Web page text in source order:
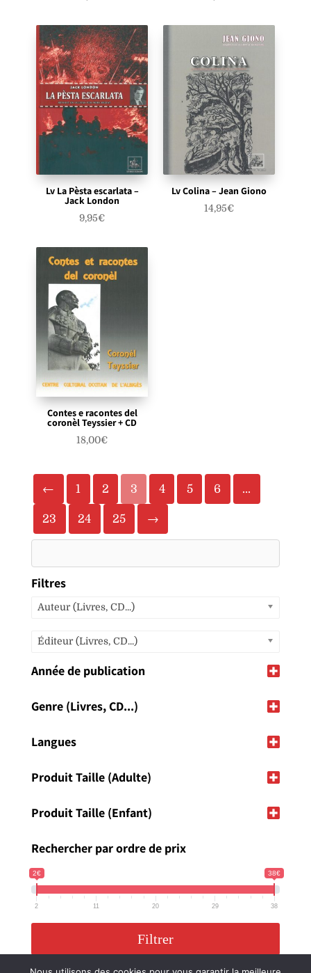
Lv La Pèsta escarlata –
Jack London
9,95€
Lv Colina – Jean Giono
14,95€
Contes e racontes del
coronèl Teyssier + CD
18,00€
← 1 2 3 4 5 6 …
23 24 25 →
Filtres
Auteur (Livres, CD...)
Éditeur (Livres, CD...)
Année de publication
Genre (Livres, CD...)
Langues
Produit Taille (Adulte)
Produit Taille (Enfant)
Rechercher par ordre de prix
2€ 38€
2 11 20 29 38
Filtrer